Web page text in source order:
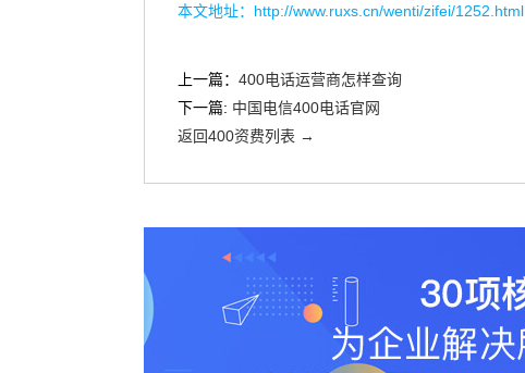
本文地址： http://www.ruxs.cn/wenti/zifei/1252.html
上一篇： 400电话运营商怎样查询
下一篇: 中国电信400电话官网
返回400资费列表 →